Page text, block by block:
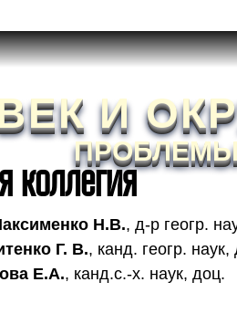
И
коллегия
Н.В., д-р геогр.
Г. В., канд. геогр. наук,
Е.А., канд.с.-х. наук, доц.